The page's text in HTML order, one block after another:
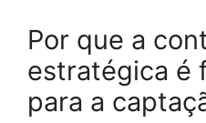
Por que a
estratégica é
para a